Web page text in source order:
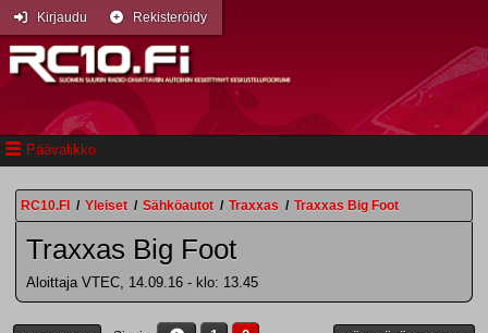
Päävalikko
Kirjaudu Rekisteröidy
RC10.FI / Yleiset / Sähköautot / Traxxas / Traxxas Big Foot
Traxxas Big Foot
Aloittaja VTEC, 14.09.16 - klo: 13.45